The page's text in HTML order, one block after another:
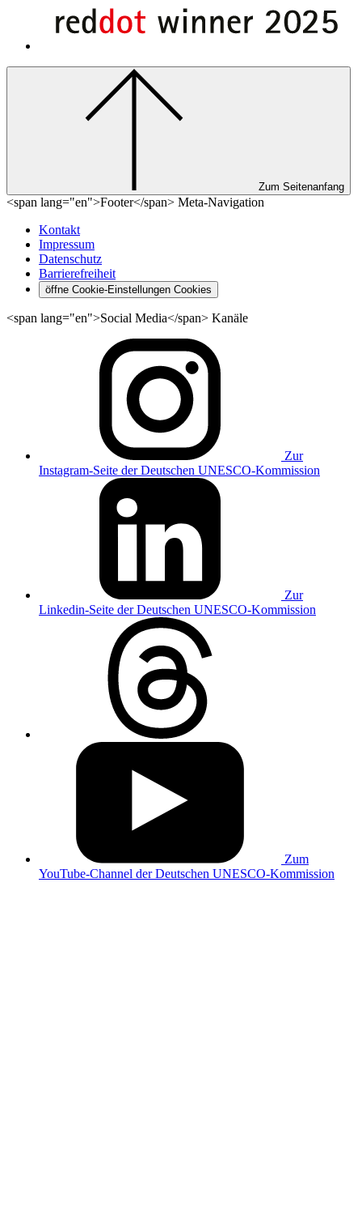
Zum Seitenanfang
<span lang="en">Footer</span> Meta-Navigation
Kontakt
Impressum
Datenschutz
Barrierefreiheit
öffne Cookie-Einstellungen Cookies
<span lang="en">Social Media</span> Kanäle
Zur
Instagram-Seite der Deutschen UNESCO-Kommission
Zur
Linkedin-Seite der Deutschen UNESCO-Kommission
Zum
YouTube-Channel der Deutschen UNESCO-Kommission